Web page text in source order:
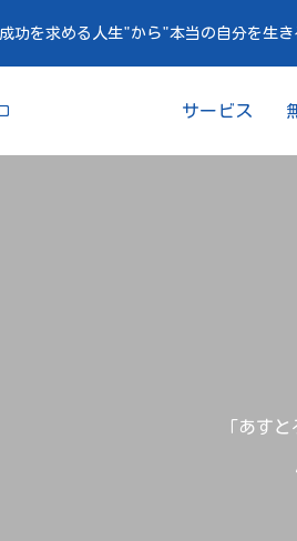
功を求める人生"から"本当の自分を生
サービス
「あす